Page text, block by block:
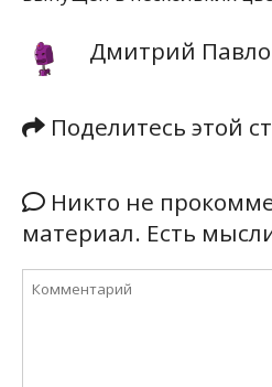
Дмитрий
Поделитесь этой
Никто не
материал. Есть